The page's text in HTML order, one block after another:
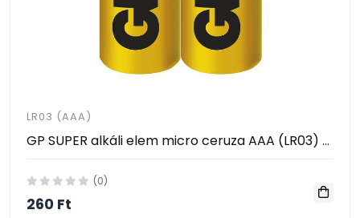
LR03 (AAA)
GP SUPER alkáli elem micro ceruza AAA (LR03) 2 DB / CS
(0)
260 Ft